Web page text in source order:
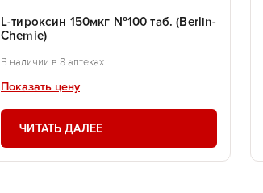
L-тироксин 150мкг №100 таб. (Berlin-
Chemie)
В наличии в 8 аптеках
Показать цену
ЧИТАТЬ ДАЛЕЕ